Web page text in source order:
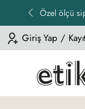
Özel ölçü
Giriş Yap /